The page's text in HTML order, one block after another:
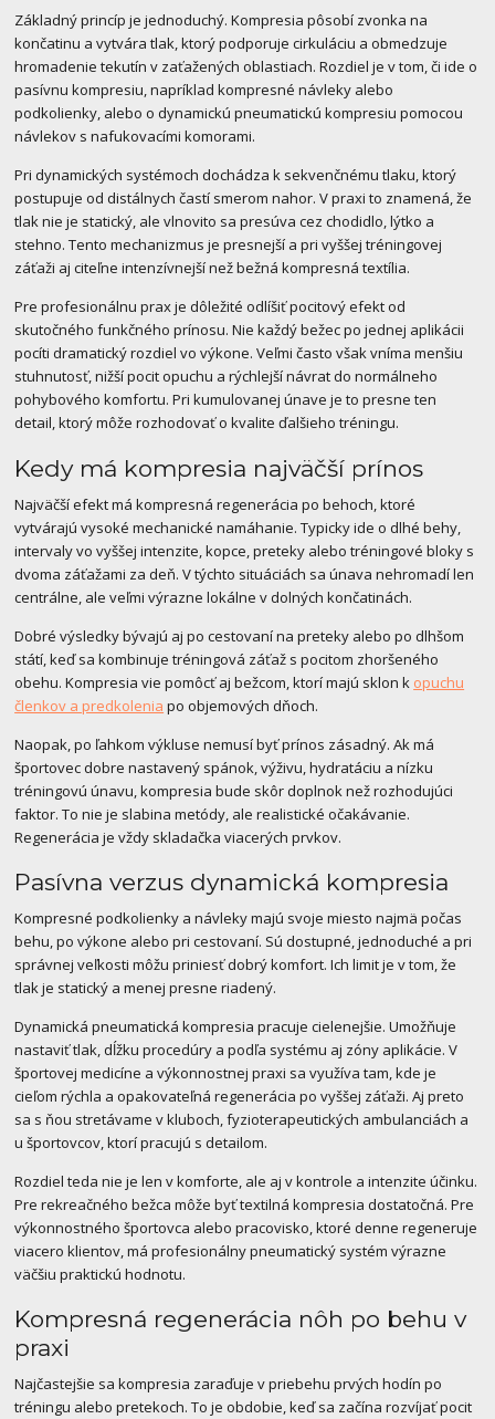
Základný princíp je jednoduchý. Kompresia pôsobí zvonka na
končatinu a vytvára tlak, ktorý podporuje cirkuláciu a obmedzuje
hromadenie tekutín v zaťažených oblastiach. Rozdiel je v tom, či ide o
pasívnu kompresiu, napríklad kompresné návleky alebo
podkolienky, alebo o dynamickú pneumatickú kompresiu pomocou
návlekov s nafukovacími komorami.
Pri dynamických systémoch dochádza k sekvenčnému tlaku, ktorý
postupuje od distálnych častí smerom nahor. V praxi to znamená, že
tlak nie je statický, ale vlnovito sa presúva cez chodidlo, lýtko a
stehno. Tento mechanizmus je presnejší a pri vyššej tréningovej
záťaži aj citeľne intenzívnejší než bežná kompresná textília.
Pre profesionálnu prax je dôležité odlíšiť pocitový efekt od
skutočného funkčného prínosu. Nie každý bežec po jednej aplikácii
pocíti dramatický rozdiel vo výkone. Veľmi často však vníma menšiu
stuhnutosť, nižší pocit opuchu a rýchlejší návrat do normálneho
pohybového komfortu. Pri kumulovanej únave je to presne ten
detail, ktorý môže rozhodovať o kvalite ďalšieho tréningu.
Kedy má kompresia najväčší prínos
Najväčší efekt má kompresná regenerácia po behoch, ktoré
vytvárajú vysoké mechanické namáhanie. Typicky ide o dlhé behy,
intervaly vo vyššej intenzite, kopce, preteky alebo tréningové bloky s
dvoma záťažami za deň. V týchto situáciách sa únava nehromadí len
centrálne, ale veľmi výrazne lokálne v dolných končatinách.
Dobré výsledky bývajú aj po cestovaní na preteky alebo po dlhšom
státí, keď sa kombinuje tréningová záťaž s pocitom zhoršeného
obehu. Kompresia vie pomôcť aj bežcom, ktorí majú sklon k opuchu
členkov a predkolenia po objemových dňoch.
Naopak, po ľahkom výkluse nemusí byť prínos zásadný. Ak má
športovec dobre nastavený spánok, výživu, hydratáciu a nízku
tréningovú únavu, kompresia bude skôr doplnok než rozhodujúci
faktor. To nie je slabina metódy, ale realistické očakávanie.
Regenerácia je vždy skladačka viacerých prvkov.
Pasívna verzus dynamická kompresia
Kompresné podkolienky a návleky majú svoje miesto najmä počas
behu, po výkone alebo pri cestovaní. Sú dostupné, jednoduché a pri
správnej veľkosti môžu priniesť dobrý komfort. Ich limit je v tom, že
tlak je statický a menej presne riadený.
Dynamická pneumatická kompresia pracuje cielenejšie. Umožňuje
nastaviť tlak, dĺžku procedúry a podľa systému aj zóny aplikácie. V
športovej medicíne a výkonnostnej praxi sa využíva tam, kde je
cieľom rýchla a opakovateľná regenerácia po vyššej záťaži. Aj preto
sa s ňou stretávame v kluboch, fyzioterapeutických ambulanciách a
u športovcov, ktorí pracujú s detailom.
Rozdiel teda nie je len v komforte, ale aj v kontrole a intenzite účinku.
Pre rekreačného bežca môže byť textilná kompresia dostatočná. Pre
výkonnostného športovca alebo pracovisko, ktoré denne regeneruje
viacero klientov, má profesionálny pneumatický systém výrazne
väčšiu praktickú hodnotu.
Kompresná regenerácia nôh po behu v
praxi
Najčastejšie sa kompresia zaraďuje v priebehu prvých hodín po
tréningu alebo pretekoch. To je obdobie, keď sa začína rozvíjať pocit